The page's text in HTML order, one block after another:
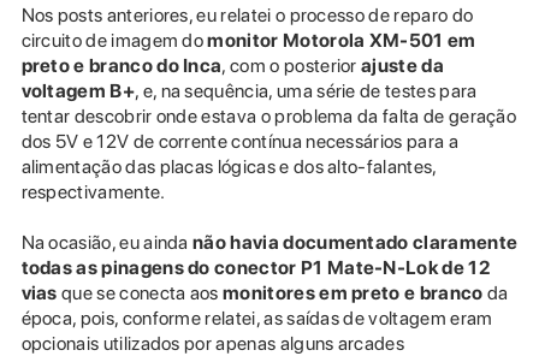
Nos posts anteriores, eu relatei o processo de reparo do
circuito de imagem domonitor Motorola XM-501 em
preto e branco do Inca, com o posteriorajuste da
voltagem B+, e, na sequência, uma série de testes para
tentar descobrir onde estava o problema da falta de geração
dos 5V e 12V de corrente contínua necessários para a
alimentação das placas lógicas e dos alto-falantes,
respectivamente.
Na ocasião, eu aindanão havia documentado claramente
todas as pinagens do conector P1 Mate-N-Lok de 12
vias que se conecta aosmonitores em preto e branco da
época, pois, conforme relatei, as saídas de voltagem eram
opcionais utilizados por apenas alguns arcades